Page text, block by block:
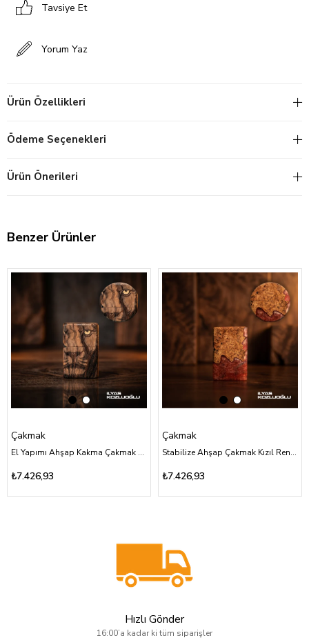
Tavsiye Et
Yorum Yaz
Ürün Özellikleri
Ödeme Seçenekleri
Ürün Önerileri
Benzer Ürünler
Çakmak
El Yapımı Ahşap Kakma Çakmak Aslan Figürlü Özel Tasarım
₺7.426,93
Çakmak
Stabilize Ahşap Çakmak Kızıl Renk Özel Tasarım
₺7.426,93
Hızlı Gönder
16:00’a kadar ki tüm siparişler